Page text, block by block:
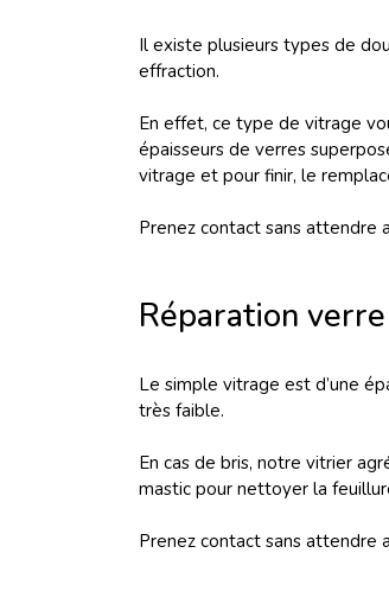
Il existe plusieurs types de
effraction.
En effet, ce type de vitrage
épaisseurs de verres
vitrage et pour finir, le
Prenez contact sans attendre
Réparation
Le simple vitrage est d’une
très faible.
En cas de bris, notre vitrier
mastic pour nettoyer la
Prenez contact sans attendre